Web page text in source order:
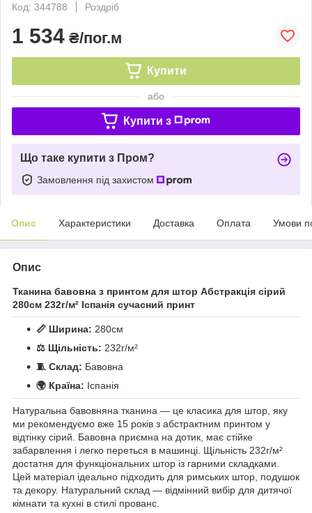
Код: 344788
Роздріб
1 534 ₴/пог.м
Купити
або
Купити з
Що таке купити з Пром?
Замовлення під захистом
Опис Характеристики Доставка Оплата Умови
Опис
Тканина бавовна з принтом для штор Абстракція сірий
280см 232г/м² Іспанія сучасний принт
📏 Ширина: 280см
⚖️ Щільність: 232г/м²
🧵 Склад: Бавовна
🌍 Країна: Іспанія
Натуральна бавовняна тканина — це класика для штор, яку
ми рекомендуємо вже 15 років з абстрактним принтом у
відтінку сірий. Бавовна приємна на дотик, має стійке
забарвлення і легко переться в машинці. Щільність 232г/м²
достатня для функціональних штор із гарними складками.
Цей матеріал ідеально підходить для римських штор, подушок
та декору. Натуральний склад — відмінний вибір для дитячої
кімнати та кухні в стилі прованс.